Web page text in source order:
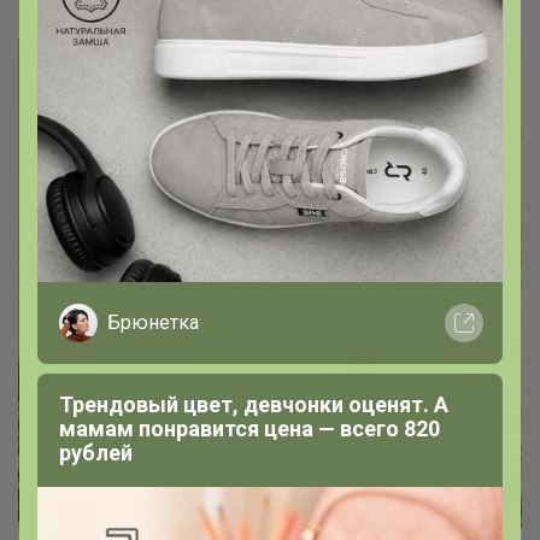
Брюнетка
Трендовый цвет, девчонки оценят. А
мамам понравится цена — всего 820
рублей